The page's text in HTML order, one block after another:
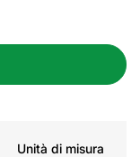
Unità di misura